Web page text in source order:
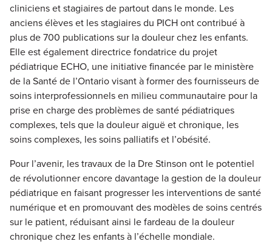
cliniciens et stagiaires de partout dans le monde. Les
anciens élèves et les stagiaires du PICH ont contribué à
plus de 700 publications sur la douleur chez les enfants.
Elle est également directrice fondatrice du projet
pédiatrique ECHO, une initiative financée par le ministère
de la Santé de l’Ontario visant à former des fournisseurs de
soins interprofessionnels en milieu communautaire pour la
prise en charge des problèmes de santé pédiatriques
complexes, tels que la douleur aiguë et chronique, les
soins complexes, les soins palliatifs et l’obésité.
Pour l’avenir, les travaux de la Dre Stinson ont le potentiel
de révolutionner encore davantage la gestion de la douleur
pédiatrique en faisant progresser les interventions de santé
numérique et en promouvant des modèles de soins centrés
sur le patient, réduisant ainsi le fardeau de la douleur
chronique chez les enfants à l’échelle mondiale.